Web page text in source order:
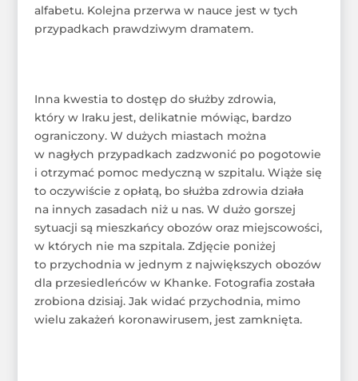
alfabetu. Kolejna przerwa w nauce jest w tych
przypadkach prawdziwym dramatem.
Inna kwestia to dostęp do służby zdrowia,
który w Iraku jest, delikatnie mówiąc, bardzo
ograniczony. W dużych miastach można
w nagłych przypadkach zadzwonić po pogotowie
i otrzymać pomoc medyczną w szpitalu. Wiąże się
to oczywiście z opłatą, bo służba zdrowia działa
na innych zasadach niż u nas. W dużo gorszej
sytuacji są mieszkańcy obozów oraz miejscowości,
w których nie ma szpitala. Zdjęcie poniżej
to przychodnia w jednym z największych obozów
dla przesiedleńców w Khanke. Fotografia została
zrobiona dzisiaj. Jak widać przychodnia, mimo
wielu zakażeń koronawirusem, jest zamknięta.